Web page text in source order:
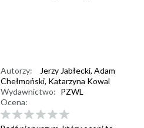
Autorzy: Jerzy Jabłecki, Adam
Chełmoński, Katarzyna Kowal
Wydawnictwo: PZWL
Ocena: